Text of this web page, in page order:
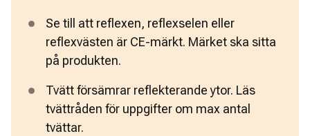
Se till att reflexen, reflexselen eller
reflexvästen är CE-märkt. Märket ska sitta
på produkten.
Tvätt försämrar reflekterande ytor. Läs
tvättråden för uppgifter om max antal
tvättar.